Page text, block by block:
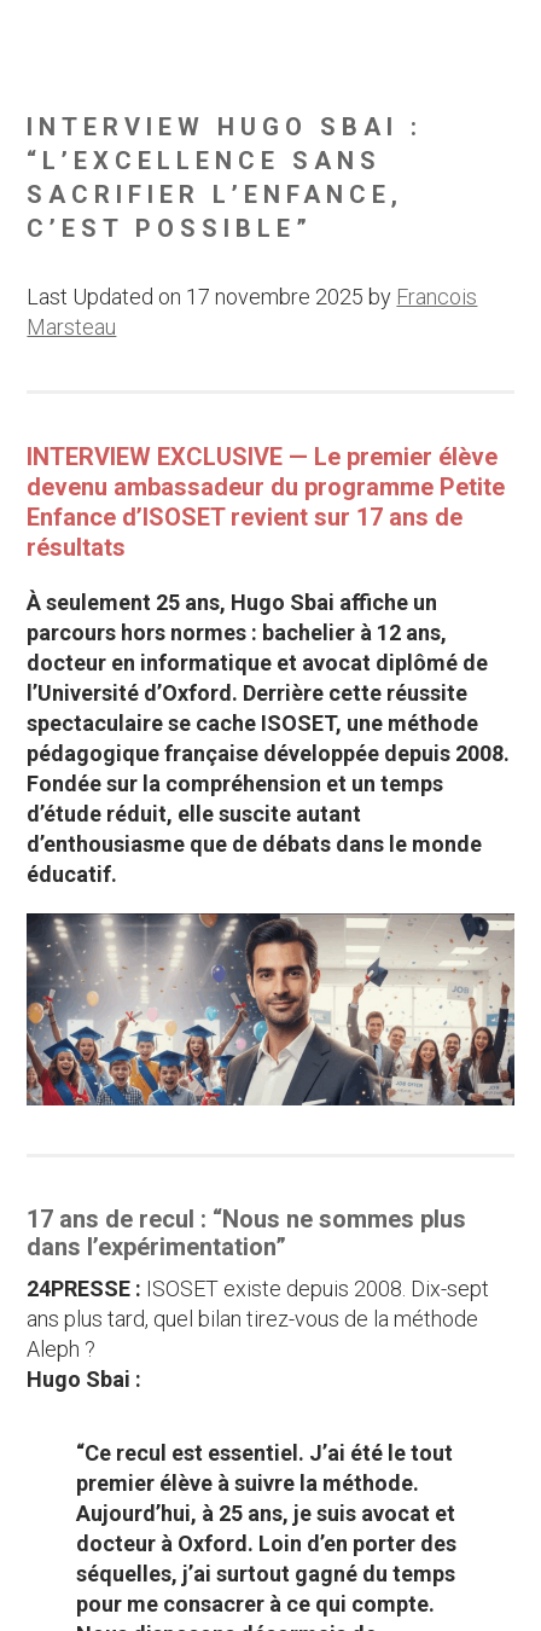
INTERVIEW HUGO SBAI :
“L’EXCELLENCE SANS
SACRIFIER L’ENFANCE,
C’EST POSSIBLE”
Last Updated on 17 novembre 2025 by Francois
Marsteau
INTERVIEW EXCLUSIVE — Le premier élève
devenu ambassadeur du programme Petite
Enfance d’ISOSET revient sur 17 ans de
résultats
À seulement 25 ans, Hugo Sbai affiche un
parcours hors normes : bachelier à 12 ans,
docteur en informatique et avocat diplômé de
l’Université d’Oxford. Derrière cette réussite
spectaculaire se cache ISOSET, une méthode
pédagogique française développée depuis 2008.
Fondée sur la compréhension et un temps
d’étude réduit, elle suscite autant
d’enthousiasme que de débats dans le monde
éducatif.
17 ans de recul : “Nous ne sommes plus
dans l’expérimentation”
24PRESSE : ISOSET existe depuis 2008. Dix-sept
ans plus tard, quel bilan tirez-vous de la méthode
Aleph ?
Hugo Sbai :
“Ce recul est essentiel. J’ai été le tout
premier élève à suivre la méthode.
Aujourd’hui, à 25 ans, je suis avocat et
docteur à Oxford. Loin d’en porter des
séquelles, j’ai surtout gagné du temps
pour me consacrer à ce qui compte.